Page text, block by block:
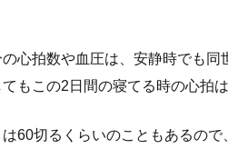
心拍数や血圧は、安静時でも
もこの2日間の寝てる時の心拍は
60切るくらいのこともあるので